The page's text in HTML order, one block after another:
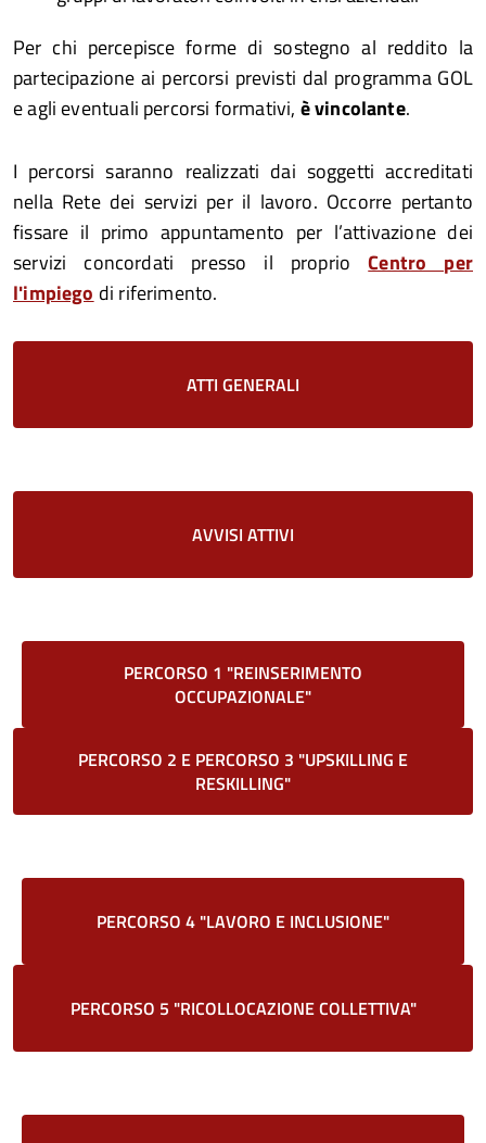
Per chi percepisce forme di sostegno al reddito la
partecipazione ai percorsi previsti dal programma GOL
e agli eventuali percorsi formativi, è vincolante.
I percorsi saranno realizzati dai soggetti accreditati
nella Rete dei servizi per il lavoro. Occorre pertanto
fissare il primo appuntamento per l’attivazione dei
servizi concordati presso il proprioCentro per
l'impiego di riferimento.
ATTI GENERALI
AVVISI ATTIVI
PERCORSO 1 "REINSERIMENTO
OCCUPAZIONALE"
PERCORSO 2 E PERCORSO 3 "UPSKILLING E
RESKILLING"
PERCORSO 4 "LAVORO E INCLUSIONE"
PERCORSO 5 "RICOLLOCAZIONE COLLETTIVA"